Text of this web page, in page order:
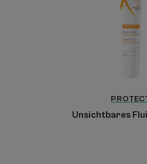
50+
Unsichtbares